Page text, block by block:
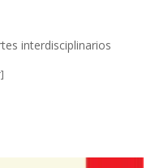
interdisciplinarios